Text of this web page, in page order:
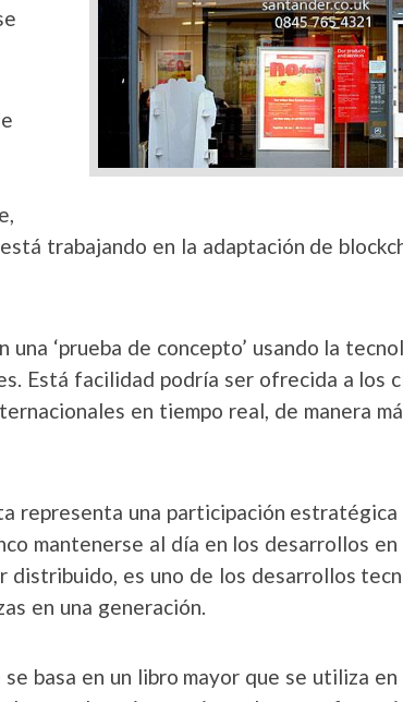
trabajando en la adaptación de
‘prueba de concepto’ usando la
Está facilidad podría ser ofrecida a los
en tiempo real, de manera
representa una participación estratégica
mantenerse al día en los desarrollos en
distribuido, es uno de los desarrollos
en una generación.
basa en un libro mayor que se utiliza